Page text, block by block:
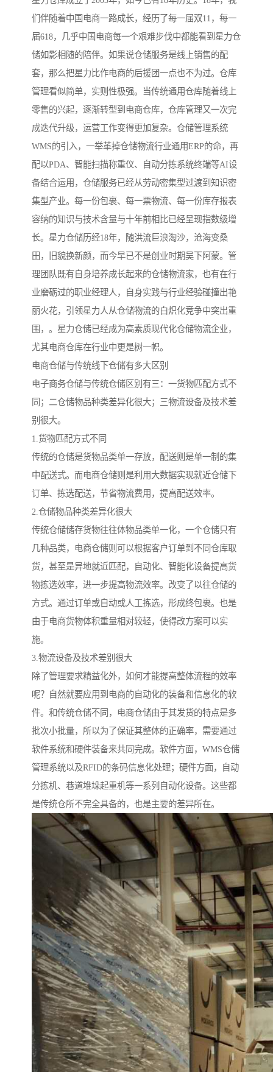
们伴随着中国电商一路成长，经历了每一届双11，每一
届618，几乎中国电商每一个艰难步伐中都能看到星力仓
储如影相随的陪伴。如果说仓储服务是线上销售的配
套，那么把星力比作电商的后援团一点也不为过。仓库
管理看似简单，实则性极强。当传统通用仓库随着线上
零售的兴起，逐渐转型到电商仓库，仓库管理又一次完
成迭代升级，运营工作变得更加复杂。仓储管理系统
WMS的引入，一举革掉仓储物流行业通用ERP的命，再
配以PDA、智能扫描称重仪、自动分拣系统终端等AI设
备结合运用，仓储服务已经从劳动密集型过渡到知识密
集型产业。每一份包裹、每一票物流、每一份库存报表
容纳的知识与技术含量与十年前相比已经呈现指数级增
长。星力仓储历经18年，随洪流巨浪淘沙，沧海变桑
田，旧貌换新颜，而今早已不是创业时期吴下阿蒙。管
理团队既有自身培养成长起来的仓储物流家，也有在行
业磨砺过的职业经理人，自身实践与行业经验碰撞出艳
丽火花，引领星力人从仓储物流的白炽化竞争中突出重
围，。星力仓储已经成为高素质现代化仓储物流企业，
尤其电商仓库在行业中更是树一帜。
电商仓储与传统线下仓储有多大区别
电子商务仓储与传统仓储区别有三：一货物匹配方式不
同；二仓储物品种类差异化很大；三物流设备及技术差
别很大。
1.货物匹配方式不同
传统的仓储是货物品类单一存放，配送则是单一制的集
中配送式。而电商仓储则是利用大数据实现就近仓储下
订单、拣选配送，节省物流费用，提高配送效率。
2.仓储物品种类差异化很大
传统仓储储存货物往往体物品类单一化，一个仓储只有
几种品类，电商仓储则可以根据客户订单到不同仓库取
货，甚至是异地就近匹配，自动化、智能化设备提高货
物拣选效率，进一步提高物流效率。改变了以往仓储的
方式。通过订单或自动或人工拣选，形成终包裹。也是
由于电商货物体积重量相对较轻，使得改方案可以实
施。
3.物流设备及技术差别很大
除了管理要求精益化外，如何才能提高整体流程的效率
呢？自然就要应用到电商的自动化的装备和信息化的软
件。和传统仓储不同，电商仓储由于其发货的特点是多
批次小批量，所以为了保证其整体的正确率，需要通过
软件系统和硬件装备来共同完成。软件方面，WMS仓储
管理系统以及RFID的条码信息化处理；硬件方面，自动
分拣机、巷道堆垛起重机等一系列自动化设备。这些都
是传统仓所不完全具备的，也是主要的差异所在。